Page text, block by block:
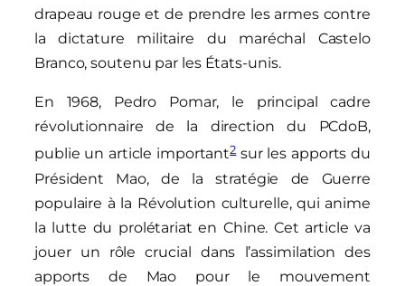
drapeau rouge et de prendre les armes contre
la dictature militaire du maréchal Castelo
Branco, soutenu par les États-unis.
En 1968, Pedro Pomar, le principal cadre
révolutionnaire de la direction du PCdoB,
publie un article important2 sur les apports du
Président Mao, de la stratégie de Guerre
populaire à la Révolution culturelle, qui anime
la lutte du prolétariat en Chine. Cet article va
jouer un rôle crucial dans l’assimilation des
apports de Mao pour le mouvement